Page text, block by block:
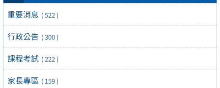
重要消息 ( 522 )
行政公告 ( 300 )
課程考試 ( 222 )
家長專區 ( 159 )